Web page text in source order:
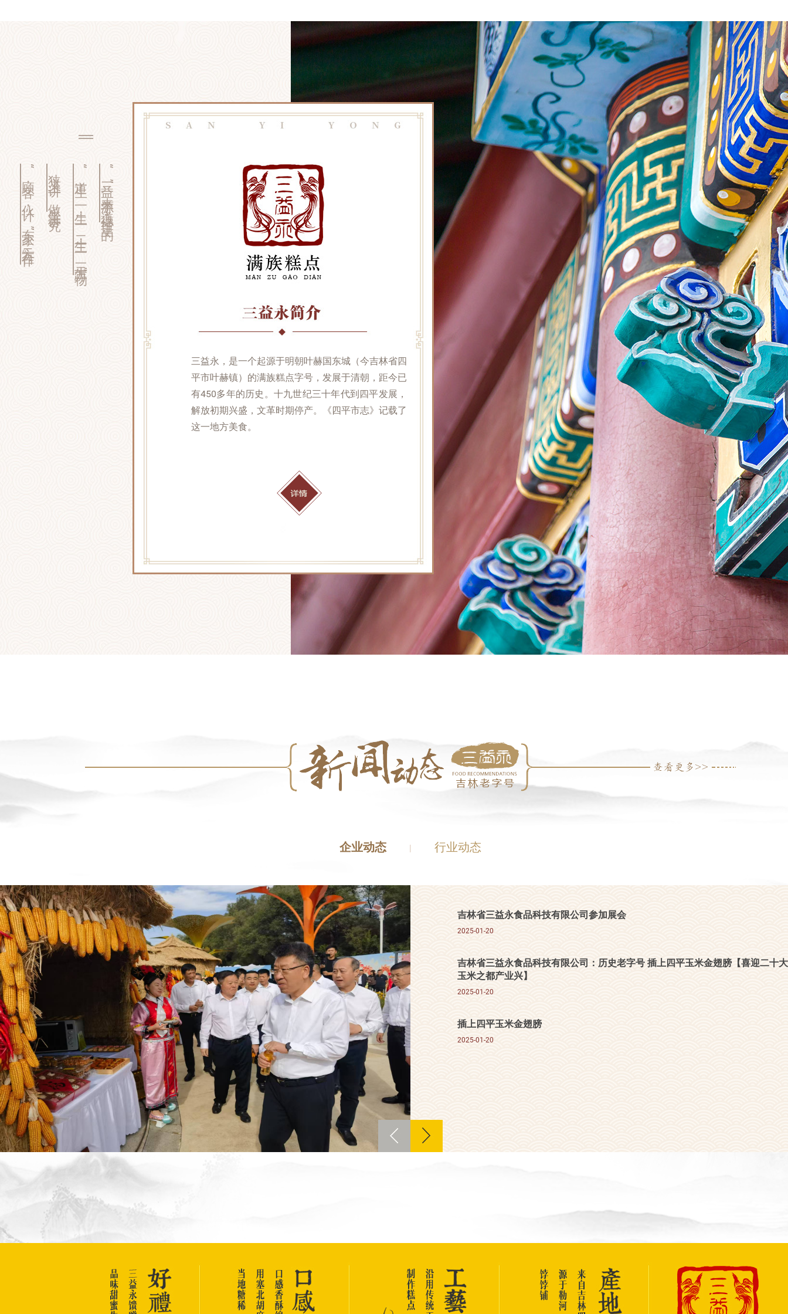
“三益”来源于《道德经》里的
“道生一，一生二，二生三，三生万物”
狭义上讲，做生意讲究
“顾客，伙计，东家”三方合作。
三益永，是一个起源于明朝叶赫国东城（今吉林省四
平市叶赫镇）的满族糕点字号，发展于清朝，距今已
有450多年的历史。十九世纪三十年代到四平发展，
解放初期兴盛，文革时期停产。《四平市志》记载了
这一地方美食。
企业动态 | 行业动态
吉林省三益永食品科技有限公司参加展会
2025-01-20
吉林省三益永食品科技有限公司：历史老字号 插上四平玉米金翅膀【喜迎二十大
玉米之都产业兴】
2025-01-20
插上四平玉米金翅膀
2025-01-20